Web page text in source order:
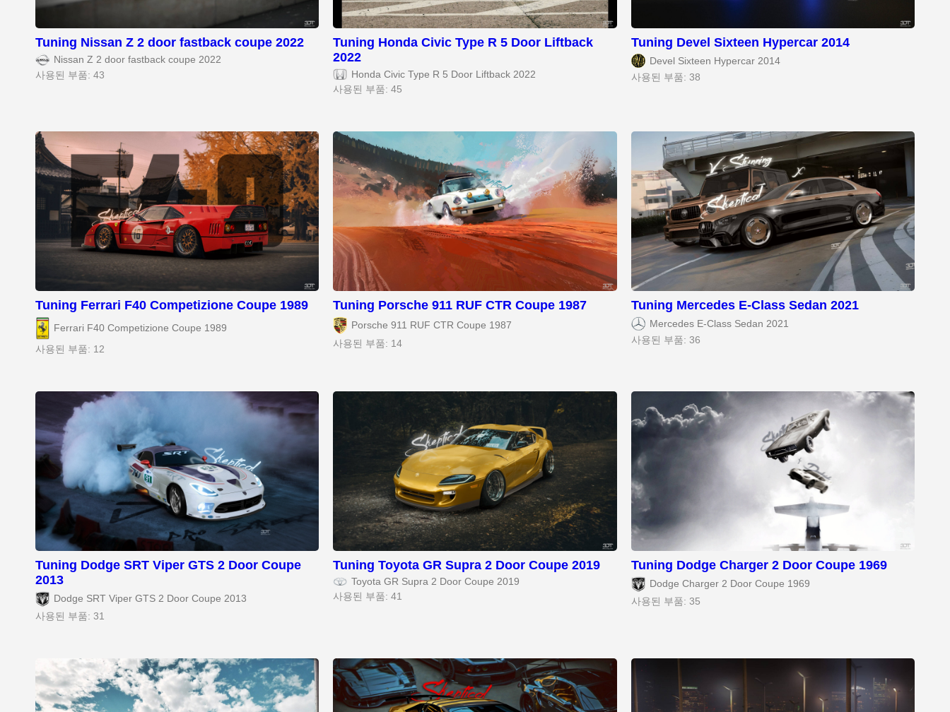
Tuning Nissan Z 2 door fastback coupe 2022
Nissan Z 2 door fastback coupe 2022
사용된 부품: 43
Tuning Honda Civic Type R 5 Door Liftback
2022
Honda Civic Type R 5 Door Liftback 2022
사용된 부품: 45
Tuning Devel Sixteen Hypercar 2014
Devel Sixteen Hypercar 2014
사용된 부품: 38
Tuning Ferrari F40 Competizione Coupe 1989
Ferrari F40 Competizione Coupe 1989
사용된 부품: 12
Tuning Porsche 911 RUF CTR Coupe 1987
Porsche 911 RUF CTR Coupe 1987
사용된 부품: 14
Tuning Mercedes E-Class Sedan 2021
Mercedes E-Class Sedan 2021
사용된 부품: 36
Tuning Dodge SRT Viper GTS 2 Door Coupe
2013
Dodge SRT Viper GTS 2 Door Coupe 2013
사용된 부품: 31
Tuning Toyota GR Supra 2 Door Coupe 2019
Toyota GR Supra 2 Door Coupe 2019
사용된 부품: 41
Tuning Dodge Charger 2 Door Coupe 1969
Dodge Charger 2 Door Coupe 1969
사용된 부품: 35